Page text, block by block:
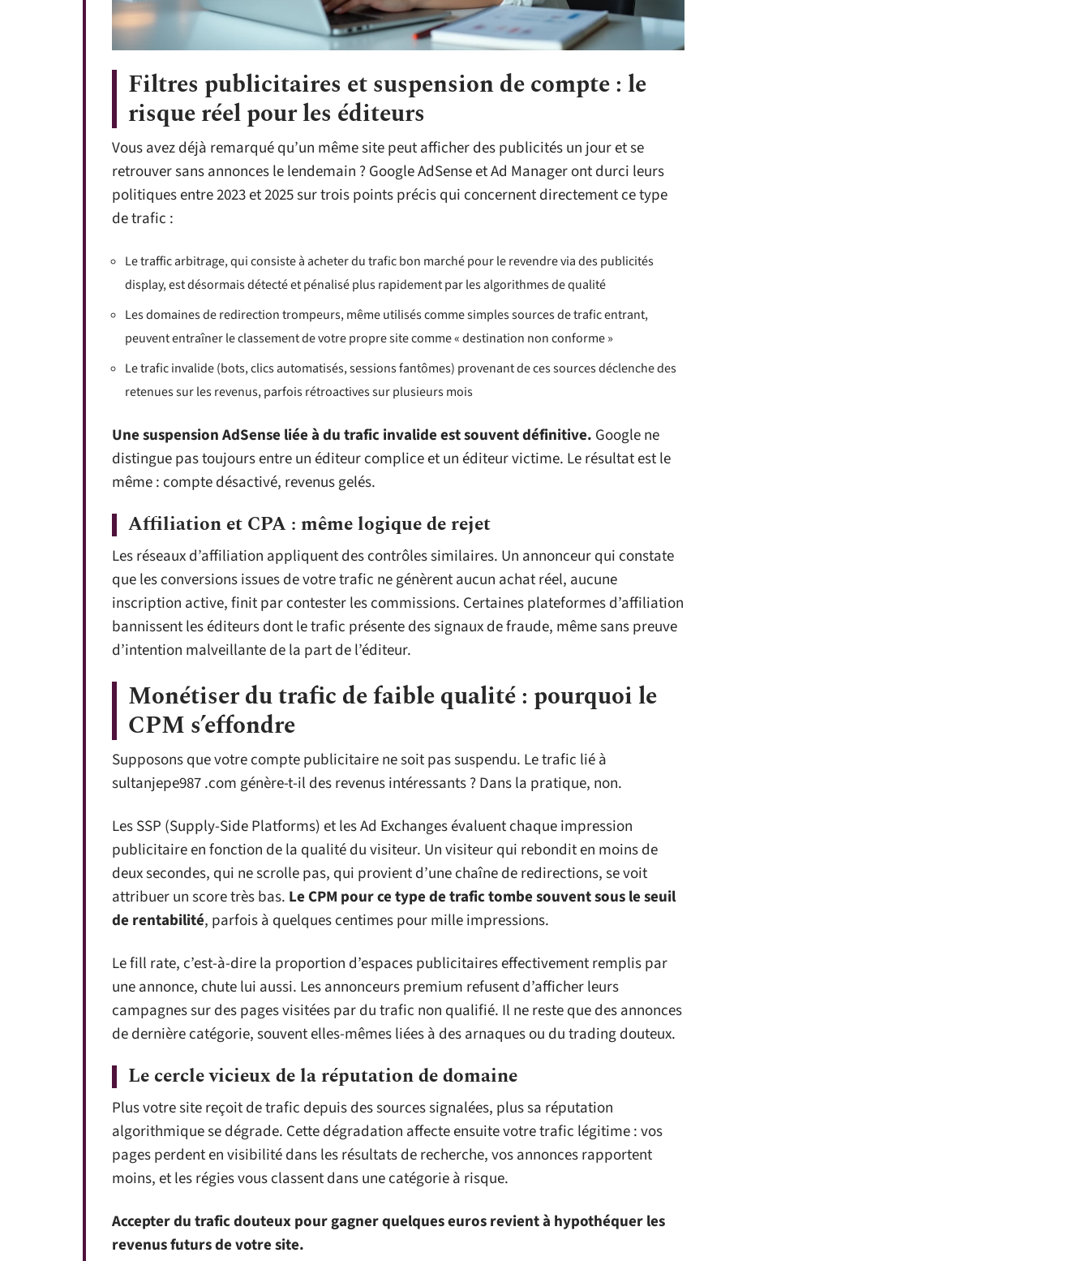
Filtres publicitaires et suspension de compte : le
risque réel pour les éditeurs
Vous avez déjà remarqué qu’un même site peut afficher des publicités un jour et se
retrouver sans annonces le lendemain ? Google AdSense et Ad Manager ont durci leurs
politiques entre 2023 et 2025 sur trois points précis qui concernent directement ce type
de trafic :
Le traffic arbitrage, qui consiste à acheter du trafic bon marché pour le revendre via des publicités
display, est désormais détecté et pénalisé plus rapidement par les algorithmes de qualité
Les domaines de redirection trompeurs, même utilisés comme simples sources de trafic entrant,
peuvent entraîner le classement de votre propre site comme « destination non conforme »
Le trafic invalide (bots, clics automatisés, sessions fantômes) provenant de ces sources déclenche des
retenues sur les revenus, parfois rétroactives sur plusieurs mois
Une suspension AdSense liée à du trafic invalide est souvent définitive. Google ne
distingue pas toujours entre un éditeur complice et un éditeur victime. Le résultat est le
même : compte désactivé, revenus gelés.
Affiliation et CPA : même logique de rejet
Les réseaux d’affiliation appliquent des contrôles similaires. Un annonceur qui constate
que les conversions issues de votre trafic ne génèrent aucun achat réel, aucune
inscription active, finit par contester les commissions. Certaines plateformes d’affiliation
bannissent les éditeurs dont le trafic présente des signaux de fraude, même sans preuve
d’intention malveillante de la part de l’éditeur.
Monétiser du trafic de faible qualité : pourquoi le
CPM s’effondre
Supposons que votre compte publicitaire ne soit pas suspendu. Le trafic lié à
sultanjepe987 .com génère-t-il des revenus intéressants ? Dans la pratique, non.
Les SSP (Supply-Side Platforms) et les Ad Exchanges évaluent chaque impression
publicitaire en fonction de la qualité du visiteur. Un visiteur qui rebondit en moins de
deux secondes, qui ne scrolle pas, qui provient d’une chaîne de redirections, se voit
attribuer un score très bas. Le CPM pour ce type de trafic tombe souvent sous le seuil
de rentabilité, parfois à quelques centimes pour mille impressions.
Le fill rate, c’est-à-dire la proportion d’espaces publicitaires effectivement remplis par
une annonce, chute lui aussi. Les annonceurs premium refusent d’afficher leurs
campagnes sur des pages visitées par du trafic non qualifié. Il ne reste que des annonces
de dernière catégorie, souvent elles-mêmes liées à des arnaques ou du trading douteux.
Le cercle vicieux de la réputation de domaine
Plus votre site reçoit de trafic depuis des sources signalées, plus sa réputation
algorithmique se dégrade. Cette dégradation affecte ensuite votre trafic légitime : vos
pages perdent en visibilité dans les résultats de recherche, vos annonces rapportent
moins, et les régies vous classent dans une catégorie à risque.
Accepter du trafic douteux pour gagner quelques euros revient à hypothéquer les
revenus futurs de votre site.